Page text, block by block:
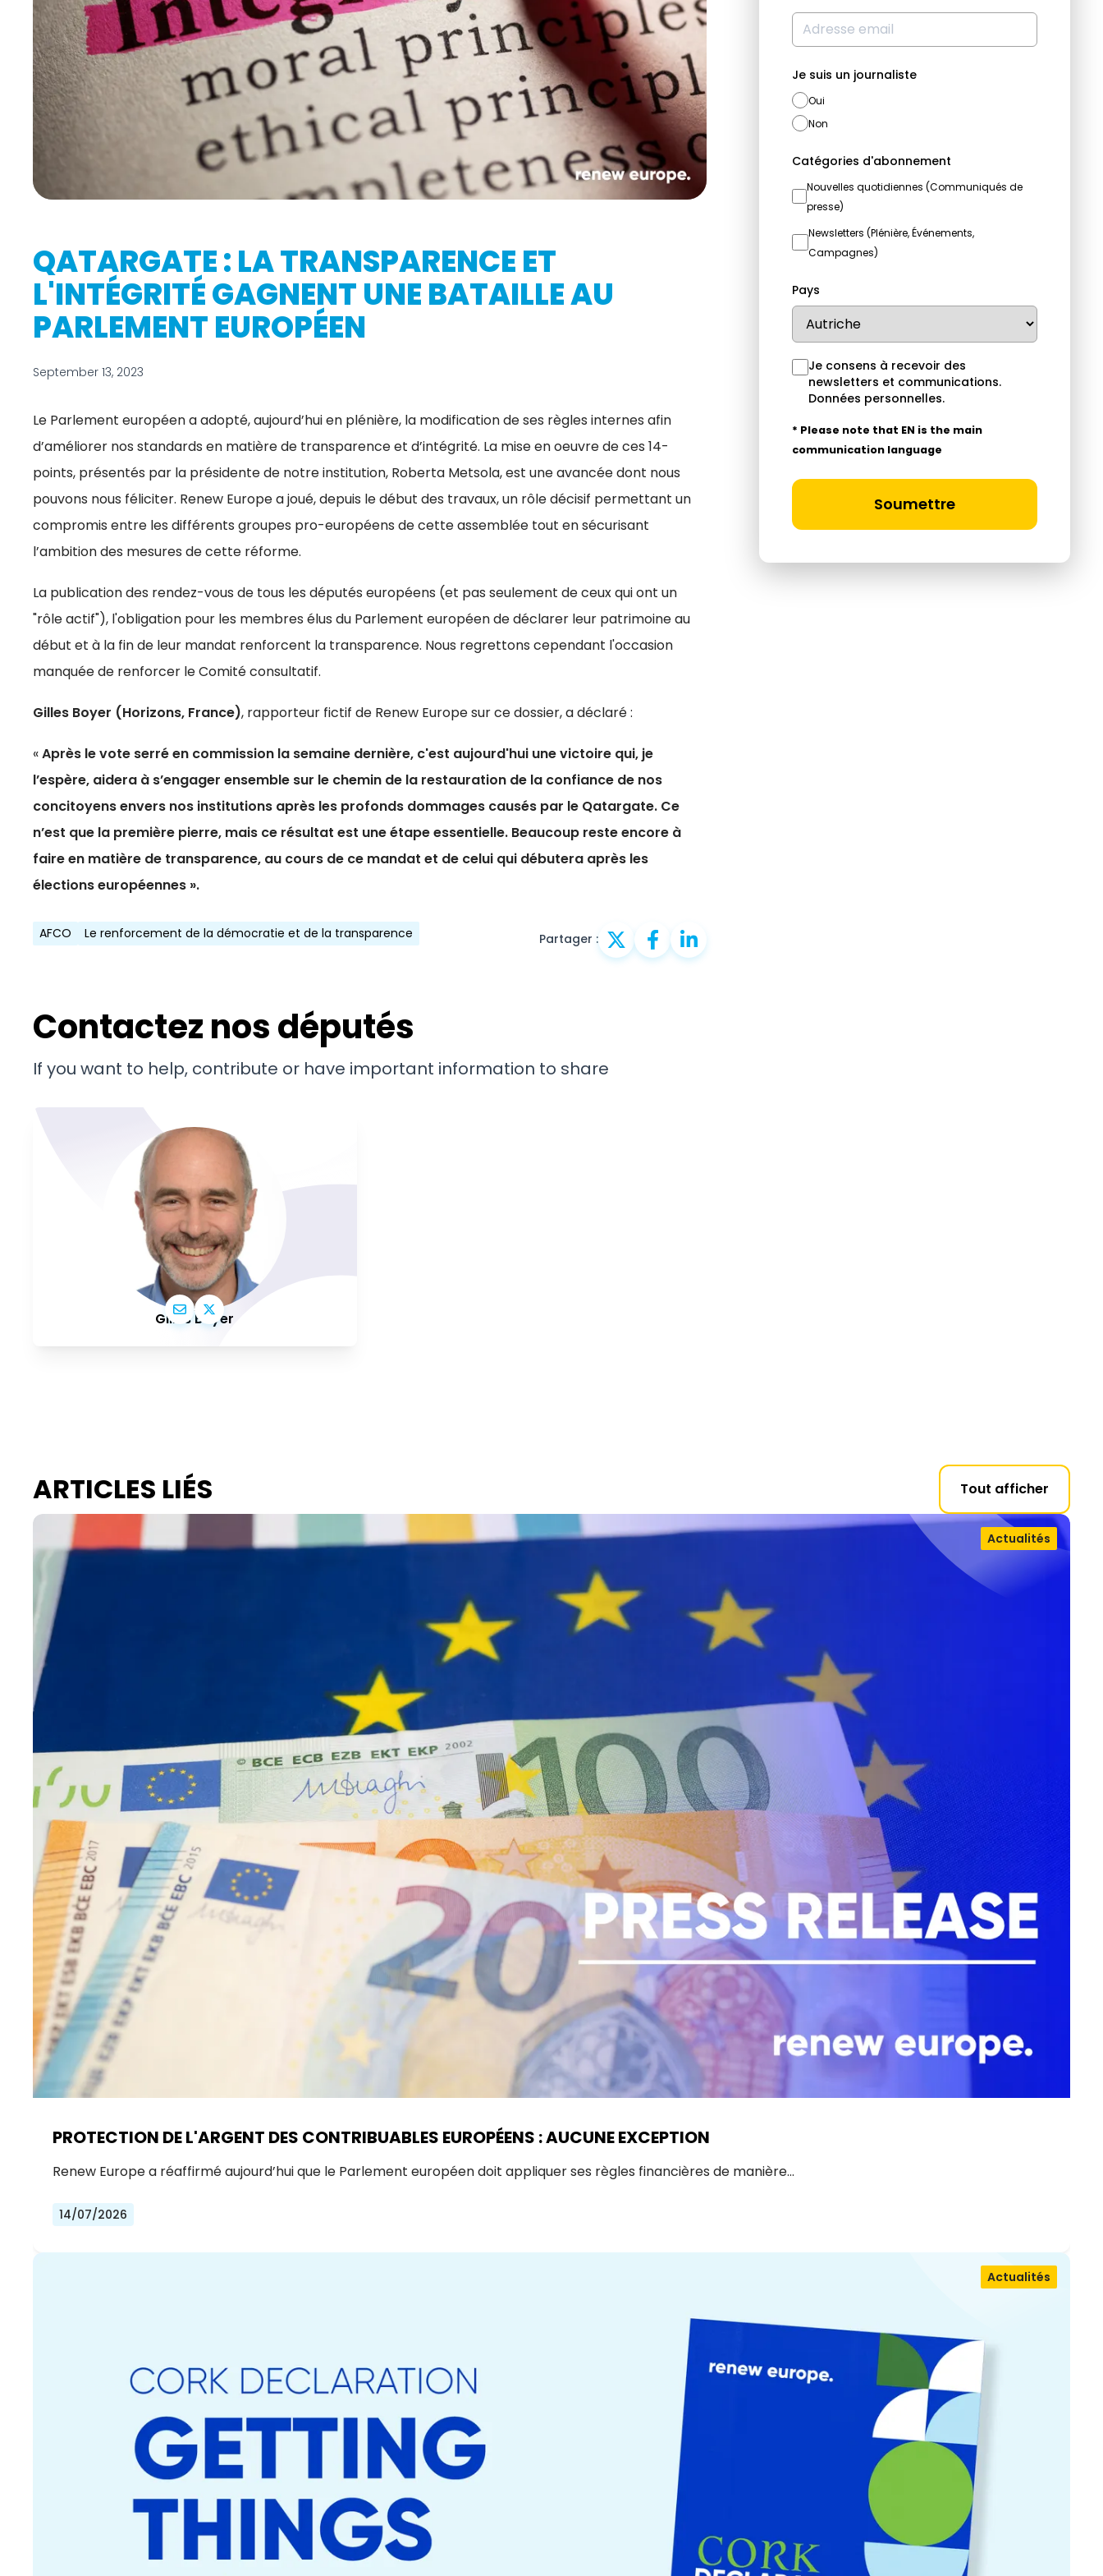
QATARGATE : LA TRANSPARENCE ET
L'INTÉGRITÉ GAGNENT UNE BATAILLE AU
PARLEMENT EUROPÉEN
September 13, 2023
Le Parlement européen a adopté, aujourd’hui en plénière, la modification de ses règles internes afin
d’améliorer nos standards en matière de transparence et d’intégrité. La mise en oeuvre de ces 14-
points, présentés par la présidente de notre institution, Roberta Metsola, est une avancée dont nous
pouvons nous féliciter. Renew Europe a joué, depuis le début des travaux, un rôle décisif permettant un
compromis entre les différents groupes pro-européens de cette assemblée tout en sécurisant
l’ambition des mesures de cette réforme.
La publication des rendez-vous de tous les députés européens (et pas seulement de ceux qui ont un
"rôle actif"), l'obligation pour les membres élus du Parlement européen de déclarer leur patrimoine au
début et à la fin de leur mandat renforcent la transparence. Nous regrettons cependant l'occasion
manquée de renforcer le Comité consultatif.
Gilles Boyer (Horizons, France), rapporteur fictif de Renew Europe sur ce dossier, a déclaré :
«Après le vote serré en commission la semaine dernière, c'est aujourd'hui une victoire qui, je
l’espère, aidera à s’engager ensemble sur le chemin de la restauration de la confiance de nos
concitoyens envers nos institutions après les profonds dommages causés par le Qatargate. Ce
n’est que la première pierre, mais ce résultat est une étape essentielle. Beaucoup reste encore à
faire en matière de transparence, au cours de ce mandat et de celui qui débutera après les
élections européennes ».
AFCO Le renforcement de la démocratie et de la transparence Partager :
Contactez nos députés
If you want to help, contribute or have important information to share
Gilles Boyer
Je suis un journaliste
Oui
Non
Catégories d'abonnement
Nouvelles quotidiennes (Communiqués de
presse)
Newsletters (Plénière, Événements,
Campagnes)
Pays
Je consens à recevoir des
newsletters et communications.
Données personnelles.
* Please note that EN is the main
communication language
Soumettre
ARTICLES LIÉS Tout afficher
PROTECTION DE L'ARGENT DES CONTRIBUABLES EUROPÉENS : AUCUNE EXCEPTION
Actualités
Renew Europe a réaffirmé aujourd’hui que le Parlement européen doit appliquer ses règles financières de manière…
14/07/2026
Actualités